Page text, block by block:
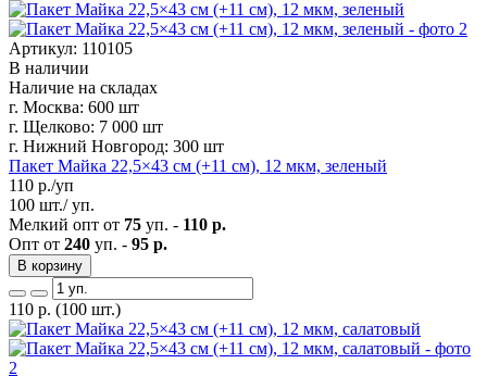
Артикул: 110105
В наличии
Наличие на складах
г. Москва: 600 шт
г. Щелково: 7 000 шт
г. Нижний Новгород: 300 шт
Пакет Майка 22,5×43 см (+11 см), 12 мкм, зеленый
110 р./уп
100 шт./ уп.
Мелкий опт от 75 уп. - 110 р.
Опт от 240 уп. - 95 р.
В корзину
110 р. (100 шт.)